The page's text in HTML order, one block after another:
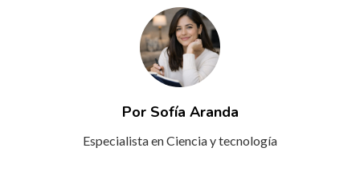
Por Sofía Aranda
Especialista en Ciencia y tecnología